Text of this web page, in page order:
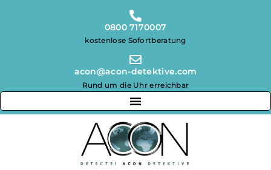
0800 7170007
kostenlose Sofortberatung
acon@acon-detektive.com
Rund um die Uhr erreichbar